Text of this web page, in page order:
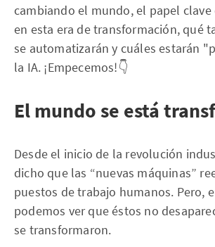
cambiando el mundo, el papel clave
en esta era de transformación, qué
se automatizarán y cuáles estarán
la IA. ¡Empecemos!👇
El mundo se está
Desde el inicio de la revolución
dicho que las “nuevas máquinas”
puestos de trabajo humanos. Pero,
podemos ver que éstos no
se transformaron.